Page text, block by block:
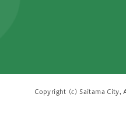
Copyright (c) Saitama City,